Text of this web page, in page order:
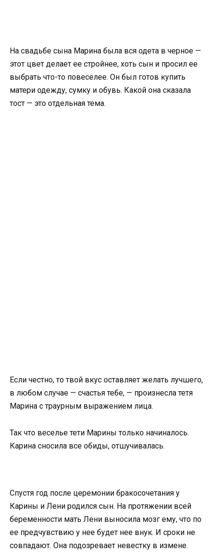
На свадьбе сына Марина была вся одета в черное —
этот цвет делает ее стройнее, хоть сын и просил ее
выбрать что-то повеселее. Он был готов купить
матери одежду, сумку и обувь. Какой она сказала
тост — это отдельная тема.
Если честно, то твой вкус оставляет желать лучшего,
в любом случае — счастья тебе, — произнесла тетя
Марина с траурным выражением лица.
Так что веселье тети Марины только начиналось.
Карина сносила все обиды, отшучивалась.
Спустя год после церемонии бракосочетания у
Карины и Лени родился сын. На протяжении всей
беременности мать Лени выносила мозг ему, что по
ее предчувствию у нее будет нее внук. И сроки не
совпадают. Она подозревает невестку в измене.